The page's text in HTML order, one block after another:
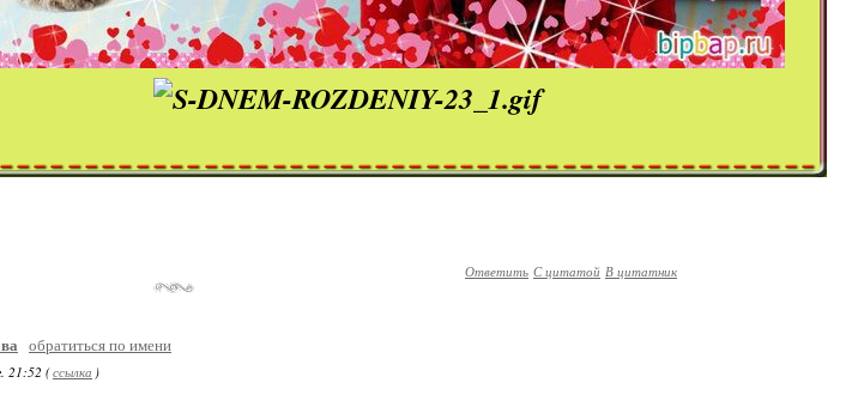
Ответить С цитатой В цитатник
обратиться по имени
21:52 (ссылка )